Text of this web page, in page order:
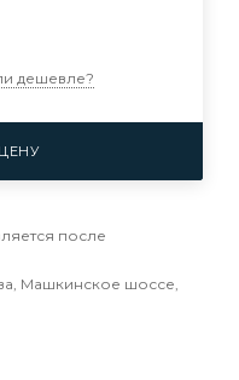
дешевле?
после
Машкинское шоссе,